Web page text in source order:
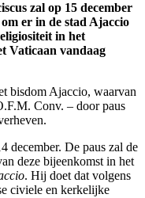
zal op 15 december
er in de stad Ajaccio
in het
Vaticaan vandaag
bisdom Ajaccio, waarvan
Conv. – door paus
december. De paus zal de
deze bijeenkomst in het
. Hij doet dat volgens
civiele en kerkelijke